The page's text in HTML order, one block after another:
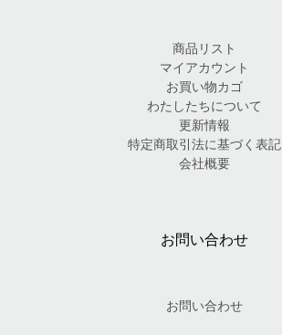
商品リスト
マイアカウント
お買い物カゴ
わたしたちについて
更新情報
特定商取引法に基づく表記
会社概要
お問い合わせ
お問い合わせ